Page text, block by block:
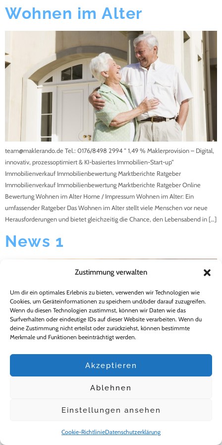
Zustimmung verwalten
Um dir ein optimales Erlebnis zu bieten, verwenden wir Technologien wie
Cookies, um Geräteinformationen zu speichern und/oder darauf zuzugreifen.
Wenn du diesen Technologien zustimmst, können wir Daten wie das
Surfverhalten oder eindeutige IDs auf dieser Website verarbeiten. Wenn du
deine Zustimmung nicht erteilst oder zurückziehst, können bestimmte
Merkmale und Funktionen beeinträchtigt werden.
Akzeptieren
Ablehnen
Einstellungen ansehen
Cookie-RichtlinieDatenschutzerklärung
Wohnen im Alter
team@maklerando.de Tel.: 0176/8498 2994 “ 1,49 % Maklerprovision – Digital,
innovativ, prozessoptimiert & KI-basiertes Immobilien-Start-up“
Immobilienverkauf Immobilienbewertung Marktberichte Ratgeber
Immobilienverkauf Immobilienbewertung Marktberichte Ratgeber Online
Bewertung Wohnen im Alter Home / Impressum Wohnen im Alter: Ein
umfassender Ratgeber Das Wohnen im Alter stellt viele Menschen vor neue
Herausforderungen und bietet gleichzeitig die Chance, den Lebensabend in […]
News 1